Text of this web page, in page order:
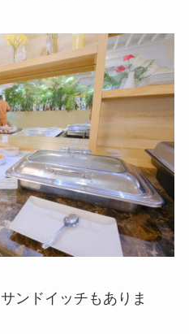
ンドイッチもありま